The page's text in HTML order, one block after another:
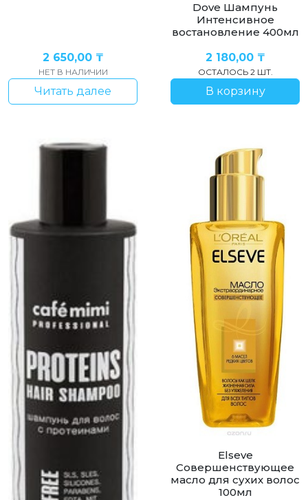
2 650,00 ₸
НЕТ В НАЛИЧИИ
Читать далее
Dove Шампунь
Интенсивное
востановление 400мл
2 180,00 ₸
ОСТАЛОСЬ 2 ШТ.
В корзину
Elseve
Cовершенствующее
масло для сухих волос
100мл